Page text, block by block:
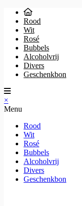
Rood
Wit
Rosé
Bubbels
Alcoholvrij
Divers
Geschenkbon
×
Menu
Rood
Wit
Rosé
Bubbels
Alcoholvrij
Divers
Geschenkbon